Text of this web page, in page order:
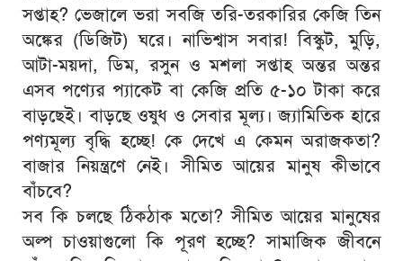
সপ্তাহ? ভেজালে ভরা সবজি তরি-তরকারির কেজি তিন
অঙ্কের (ডিজিট) ঘরে। নাভিশ্বাস সবার! বিস্কুট, মুড়ি,
আটা-ময়দা, ডিম, রসুন ও মশলা সপ্তাহ অন্তর অন্তর
এসব পণ্যের প্যাকেট বা কেজি প্রতি ৫-১০ টাকা করে
বাড়ছেই। বাড়ছে ওষুধ ও সেবার মূল্য। জ্যামিতিক হারে
পণ্যমূল্য বৃদ্ধি হচ্ছে! কে দেখে এ কেমন অরাজকতা?
বাজার নিয়ন্ত্রণে নেই। সীমিত আয়ের মানুষ কীভাবে
বাঁচবে?
সব কি চলছে ঠিকঠাক মতো? সীমিত আয়ের মানুষের
অল্প চাওয়াগুলো কি পূরণ হচ্ছে? সামাজিক জীবনে